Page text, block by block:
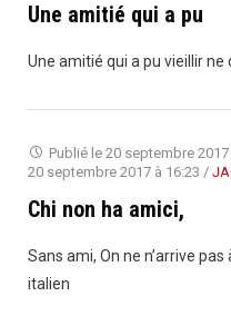
Une amitié qui a pu
Une amitié qui a pu vieillir
Publié le 20 septembre 2017
20 septembre 2017 à 16:23 /
Chi non ha amici,
Sans ami, On ne n’arrive
italien